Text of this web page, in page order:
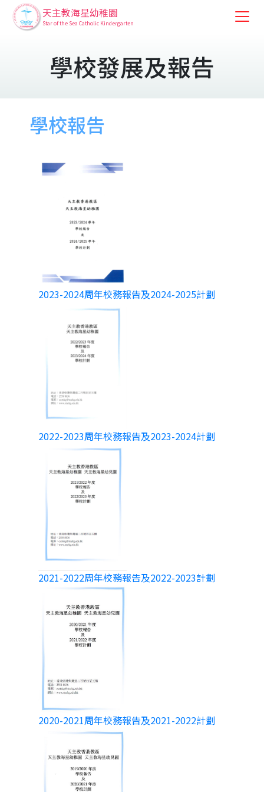
天主教海星幼稚園
Star of the Sea Catholic Kindergarten
學校發展及報告
學校報告
2023-2024周年校務報告及2024-2025計劃
2022-2023周年校務報告及2023-2024計劃
2021-2022周年校務報告及2022-2023計劃
2020-2021周年校務報告及2021-2022計劃